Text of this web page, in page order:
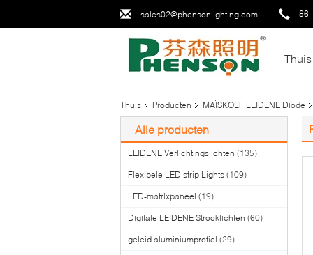
sales02@phensonlighting.com
Thuis
Thuis Producten MAÏSKOLF LEIDENE Diode
Alle producten
LEIDENE Verlichtingslichten (135)
Flexibele LED strip Lights (109)
LED-matrixpaneel (19)
Digitale LEIDENE Strooklichten (60)
geleid aluminiumprofiel (29)